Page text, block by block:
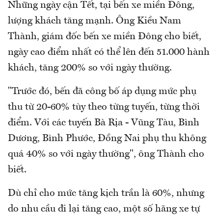
Những ngày cận Tết, tại bến xe miền Đông,
lượng khách tăng mạnh. Ông Kiều Nam
Thành, giám đốc bến xe miền Đông cho biết,
ngày cao điểm nhất có thể lên đến 51.000 hành
khách, tăng 200% so với ngày thường.
"Trước đó, bến đã công bố áp dụng mức phụ
thu từ 20-60% tùy theo từng tuyến, từng thời
điểm. Với các tuyến Bà Rịa - Vũng Tàu, Bình
Dương, Bình Phước, Đồng Nai phụ thu không
quá 40% so với ngày thường", ông Thành cho
biết.
Dù chỉ cho mức tăng kịch trần là 60%, nhưng
do nhu cầu đi lại tăng cao, một số hãng xe tự